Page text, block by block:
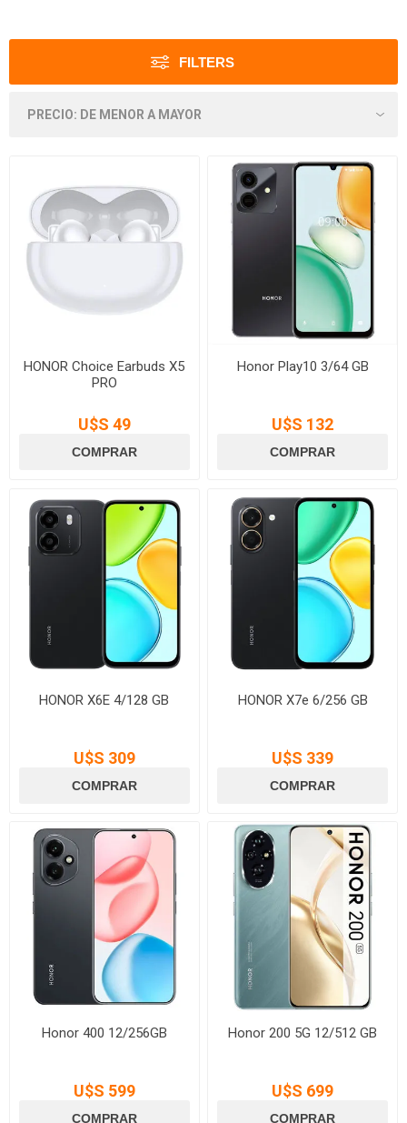
FILTERS
HONOR Choice Earbuds X5
PRO
U$S 49
Honor Play10 3/64 GB
U$S 132
HONOR X6E 4/128 GB
U$S 309
HONOR X7e 6/256 GB
U$S 339
Honor 400 12/256GB
U$S 599
Honor 200 5G 12/512 GB
U$S 699